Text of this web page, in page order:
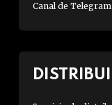
Canal de Telegram